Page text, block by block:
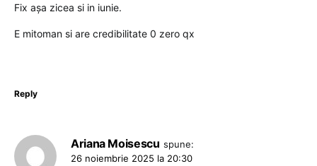
Fix așa zicea si in iunie.
E mitoman si are credibilitate 0 zero qx
Reply
Ariana Moisescu spune:
26 noiembrie 2025 la 20:30